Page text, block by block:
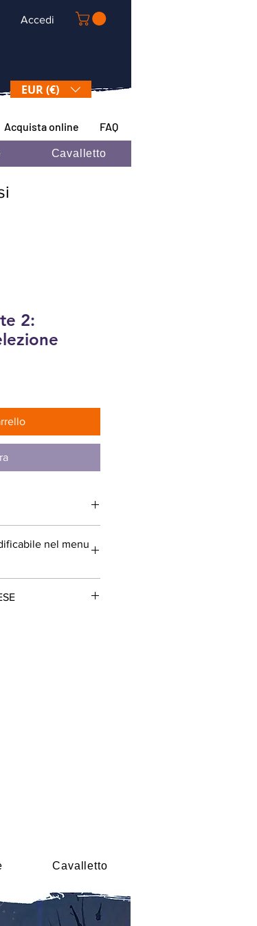
Accedi
EUR (€)
Acquista online FAQ
Cavalletto
2:
nel menu
Cavalletto